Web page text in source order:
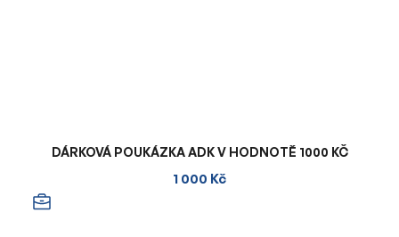
DÁRKOVÁ POUKÁZKA ADK V HODNOTĚ 1000 KČ
1 000 Kč